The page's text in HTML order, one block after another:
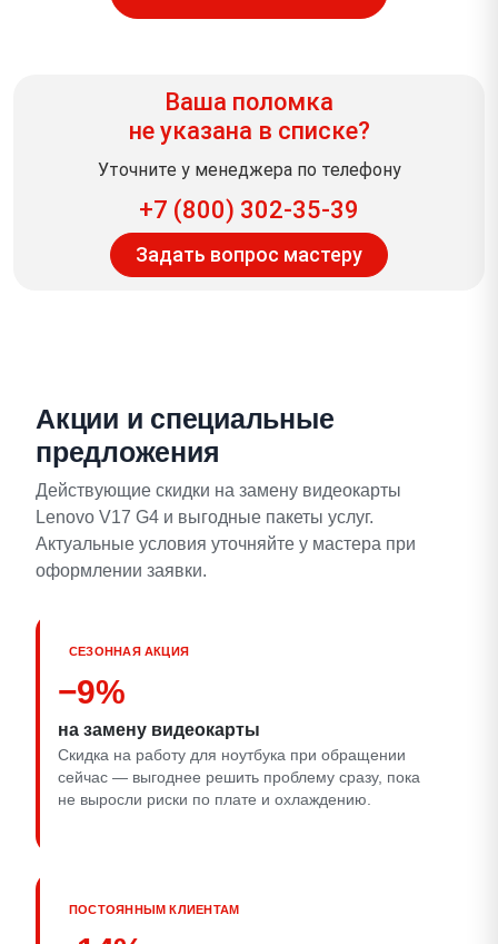
Ваша поломка
не указана в списке?
Уточните у менеджера по телефону
+7 (800) 302-35-39
Задать вопрос мастеру
Акции и специальные
предложения
Действующие скидки на замену видеокарты
Lenovo V17 G4 и выгодные пакеты услуг.
Актуальные условия уточняйте у мастера при
оформлении заявки.
СЕЗОННАЯ АКЦИЯ
−9%
на замену видеокарты
Скидка на работу для ноутбука при обращении
сейчас — выгоднее решить проблему сразу, пока
не выросли риски по плате и охлаждению.
ПОСТОЯННЫМ КЛИЕНТАМ